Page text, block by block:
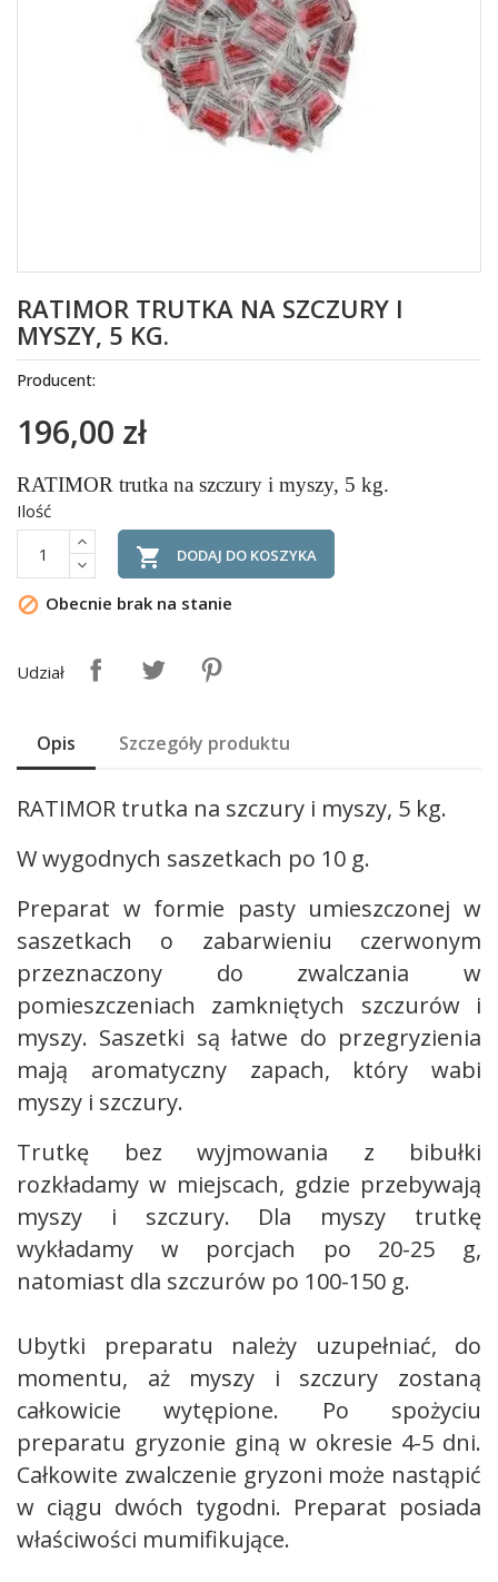
RATIMOR TRUTKA NA SZCZURY I
MYSZY, 5 KG.
Producent:
196,00 zł
RATIMOR trutka na szczury i myszy, 5 kg.
Ilość
 DODAJ DO KOSZYKA
 Obecnie brak na stanie
Udział
Opis Szczegóły produktu
RATIMOR trutka na szczury i myszy, 5 kg.
W wygodnych saszetkach po 10 g.
Preparat w formie pasty umieszczonej w
saszetkach o zabarwieniu czerwonym
przeznaczony do zwalczania w
pomieszczeniach zamkniętych szczurów i
myszy. Saszetki są łatwe do przegryzienia
mają aromatyczny zapach, który wabi
myszy i szczury.
Trutkę bez wyjmowania z bibułki
rozkładamy w miejscach, gdzie przebywają
myszy i szczury. Dla myszy trutkę
wykładamy w porcjach po 20-25 g,
natomiast dla szczurów po 100-150 g.
Ubytki preparatu należy uzupełniać, do
momentu, aż myszy i szczury zostaną
całkowicie wytępione. Po spożyciu
preparatu gryzonie giną w okresie 4-5 dni.
Całkowite zwalczenie gryzoni może nastąpić
w ciągu dwóch tygodni. Preparat posiada
właściwości mumifikujące.